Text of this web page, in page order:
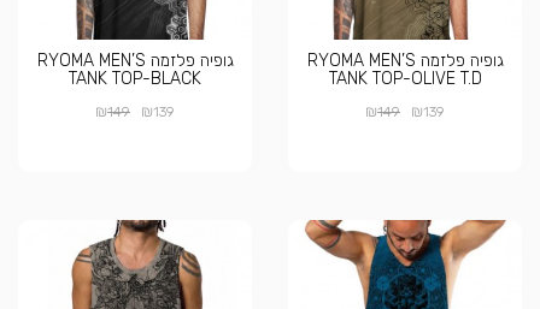
גופיה פלזמה RYOMA MEN’S
TANK TOP-OLIVE T.D
₪139
₪149
גופיה פלזמה RYOMA MEN’S
TANK TOP-BLACK
₪139
₪149